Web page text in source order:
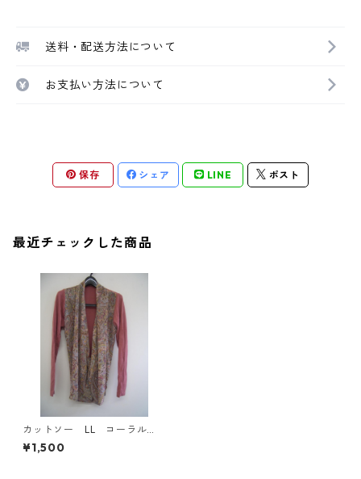
送料・配送方法について
お支払い方法について
保存 シェア LINE ポスト
最近チェックした商品
カットソー LL コーラル
系 IY-3790
¥1,500